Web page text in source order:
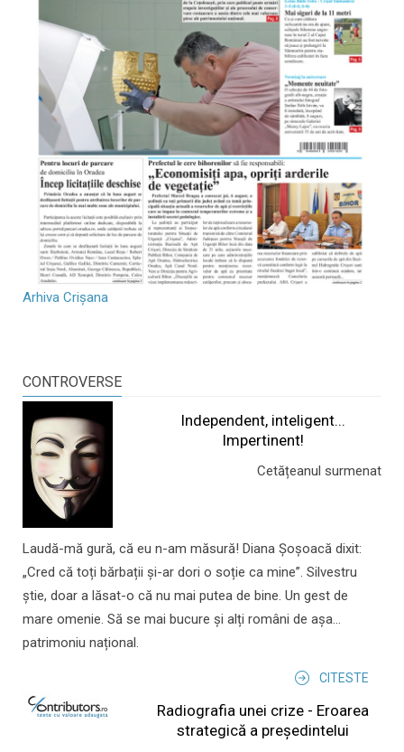
Arhiva Crișana
CONTROVERSE
Independent, inteligent...
Impertinent!
Cetățeanul surmenat
Laudă-mă gură, că eu n-am măsură! Diana Șoșoacă dixit:
„Cred că toți bărbații și-ar dori o soție ca mine”. Silvestru
știe, doar a lăsat-o că nu mai putea de bine. Un gest de
mare omenie. Să se mai bucure și alți români de așa...
patrimoniu național.
CITESTE
Radiografia unei crize - Eroarea
strategică a președintelui